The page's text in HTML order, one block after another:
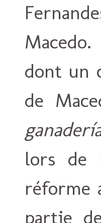
dont un
de
lors de
réforme
partie